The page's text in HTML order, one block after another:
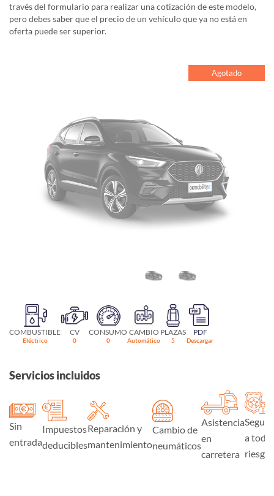
través del formulario para realizar una cotización de este modelo,
pero debes saber que el precio de un vehículo que ya no está en
oferta puede ser superior.
Agotado
COMBUSTIBLE
Eléctrico
CV
0
CONSUMO
0
CAMBIO
Automático
PLAZAS
5
PDF
Descargar
Servicios incluidos
Sin
entrada
Impuestos
deducibles
Reparación y
mantenimiento
Cambio de
neumáticos
Asistencia
en
carretera
Seguro
a todo
riesgo